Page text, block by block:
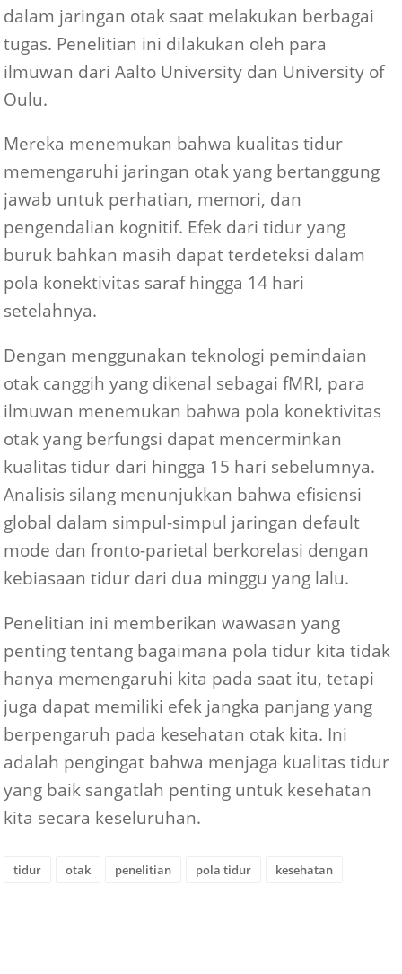
dalam jaringan otak saat melakukan berbagai
tugas. Penelitian ini dilakukan oleh para
ilmuwan dari Aalto University dan University of
Oulu.
Mereka menemukan bahwa kualitas tidur
memengaruhi jaringan otak yang bertanggung
jawab untuk perhatian, memori, dan
pengendalian kognitif. Efek dari tidur yang
buruk bahkan masih dapat terdeteksi dalam
pola konektivitas saraf hingga 14 hari
setelahnya.
Dengan menggunakan teknologi pemindaian
otak canggih yang dikenal sebagai fMRI, para
ilmuwan menemukan bahwa pola konektivitas
otak yang berfungsi dapat mencerminkan
kualitas tidur dari hingga 15 hari sebelumnya.
Analisis silang menunjukkan bahwa efisiensi
global dalam simpul-simpul jaringan default
mode dan fronto-parietal berkorelasi dengan
kebiasaan tidur dari dua minggu yang lalu.
Penelitian ini memberikan wawasan yang
penting tentang bagaimana pola tidur kita tidak
hanya memengaruhi kita pada saat itu, tetapi
juga dapat memiliki efek jangka panjang yang
berpengaruh pada kesehatan otak kita. Ini
adalah pengingat bahwa menjaga kualitas tidur
yang baik sangatlah penting untuk kesehatan
kita secara keseluruhan.
tidur otak penelitian pola tidur kesehatan